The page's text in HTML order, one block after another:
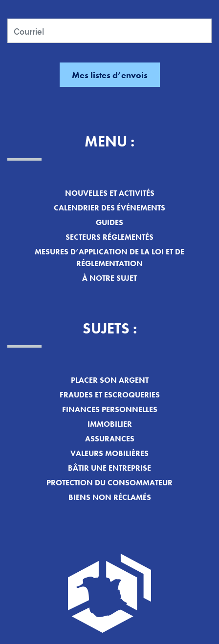
MENU :
NOUVELLES ET ACTIVITÉS
CALENDRIER DES ÉVÉNEMENTS
GUIDES
SECTEURS RÉGLEMENTÉS
MESURES D’APPLICATION DE LA LOI ET DE
RÉGLEMENTATION
À NOTRE SUJET
SUJETS :
PLACER SON ARGENT
FRAUDES ET ESCROQUERIES
FINANCES PERSONNELLES
IMMOBILIER
ASSURANCES
VALEURS MOBILIÈRES
BÂTIR UNE ENTREPRISE
PROTECTION DU CONSOMMATEUR
BIENS NON RÉCLAMÉS